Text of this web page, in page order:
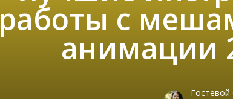
работы с
анимации
Гостевой